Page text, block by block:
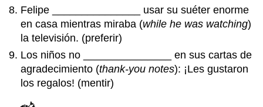
Felipe _______________ usar su suéter enorme
en casa mientras miraba (while he was watching)
la televisión. (preferir)
Los niños no _______________ en sus cartas de
agradecimiento (thank-you notes): ¡Les gustaron
los regalos! (mentir)